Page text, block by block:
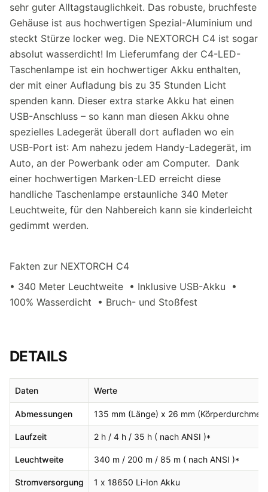
sehr guter Alltagstauglichkeit. Das robuste, bruchfeste
Gehäuse ist aus hochwertigen Spezial-Aluminium und
steckt Stürze locker weg. Die NEXTORCH C4 ist sogar
absolut wasserdicht! Im Lieferumfang der C4-LED-
Taschenlampe ist ein hochwertiger Akku enthalten,
der mit einer Aufladung bis zu 35 Stunden Licht
spenden kann. Dieser extra starke Akku hat einen
USB-Anschluss – so kann man diesen Akku ohne
spezielles Ladegerät überall dort aufladen wo ein
USB-Port ist: Am nahezu jedem Handy-Ladegerät, im
Auto, an der Powerbank oder am Computer. Dank
einer hochwertigen Marken-LED erreicht diese
handliche Taschenlampe erstaunliche 340 Meter
Leuchtweite, für den Nahbereich kann sie kinderleicht
gedimmt werden.
Fakten zur NEXTORCH C4
• 340 Meter Leuchtweite • Inklusive USB-Akku •
100% Wasserdicht • Bruch- und Stoßfest
DETAILS
Daten Werte
Abmessungen 135 mm (Länge) x 26 mm
Laufzeit 2 h / 4 h / 35 h ( nach ANSI )*
Leuchtweite 340 m / 200 m / 85 m ( nach ANSI )*
Stromversorgung 1 x 18650 Li-Ion Akku